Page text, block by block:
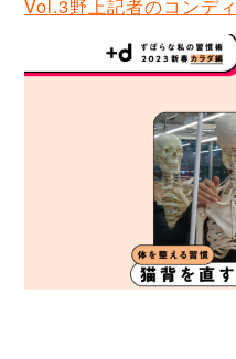
Vol.3野上記者のコンデ